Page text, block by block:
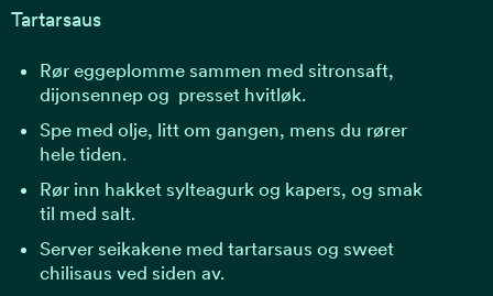
Tartarsaus
Rør eggeplomme sammen med sitronsaft,
dijonsennep og presset hvitløk.
Spe med olje, litt om gangen, mens du rører
hele tiden.
Rør inn hakket sylteagurk og kapers, og smak
til med salt.
Server seikakene med tartarsaus og sweet
chilisaus ved siden av.